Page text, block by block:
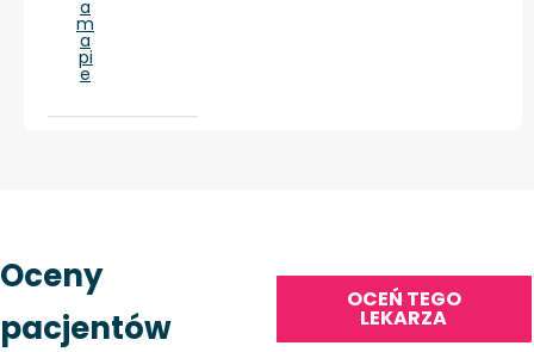
a
m
a
pi
e
Oceny
pacjentów
OCEŃ TEGO
LEKARZA